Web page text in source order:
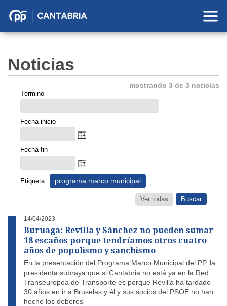
Partido
Cantabria
Noticias
mostrando 3 de 3 noticias
Término
Fecha inicio
Fecha fin
Etiqueta programa marco municipal
Ver todas
14/04/2023
Buruaga: Revilla y Sánchez no pueden sumar
18 escaños porque tendríamos otros cuatro
años de populismo y sanchismo
En la presentación del Programa Marco Municipal del PP, la
presidenta subraya que si Cantabria no está ya en la Red
Transeuropea de Transporte es porque Revilla ha tardado
30 años en ir a Bruselas y él y sus socios del PSOE no han
hecho los deberes